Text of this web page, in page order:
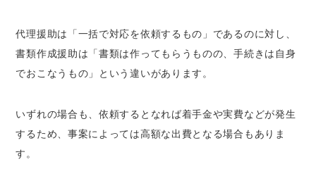
代理援助は「一括で対応を依頼するもの」であるのに対し、
書類作成援助は「書類は作ってもらうものの、手続きは自身
でおこなうもの」という違いがあります。
いずれの場合も、依頼するとなれば着手金や実費などが発生
するため、事案によっては高額な出費となる場合もありま
す。